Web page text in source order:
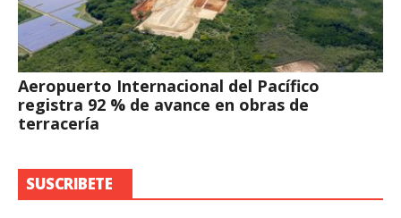
Aeropuerto Internacional del Pacífico
registra 92 % de avance en obras de
terracería
SUSCRIBETE